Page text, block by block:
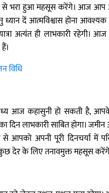
हुआ महसूस करेंगे। आज आप
ध्यान दें आत्मविश्वास होना
अत्यंत ही लाभकारी रहेगी।
विधि
आज कहासुनी हो सकती है,
लाभकारी साबित होगा।
अपनी पूरी दिनचर्या में
देर के लिए तनावमुक्त महसूस